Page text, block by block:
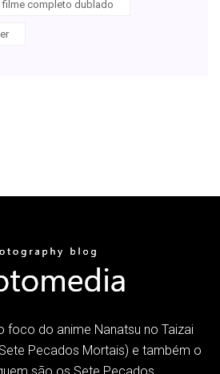
filme completo dublado
foco do anime Nanatsu no Taizai
Pecados Mortais) e também o